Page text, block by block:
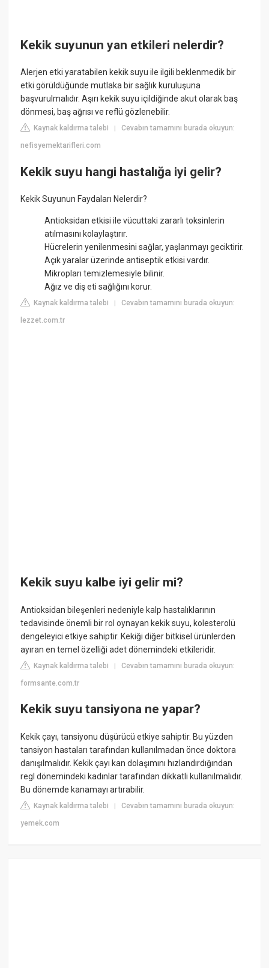
Kekik suyunun yan etkileri nelerdir?
Alerjen etki yaratabilen kekik suyu ile ilgili beklenmedik bir
etki görüldüğünde mutlaka bir sağlık kuruluşuna
başvurulmalıdır. Aşırı kekik suyu içildiğinde akut olarak baş
dönmesi, baş ağrısı ve reflü gözlenebilir.
Kaynak kaldırma talebi |Cevabın tamamını burada okuyun:
nefisyemektarifleri.com
Kekik suyu hangi hastalığa iyi gelir?
Kekik Suyunun Faydaları Nelerdir?
Antioksidan etkisi ile vücuttaki zararlı toksinlerin
atılmasını kolaylaştırır.
Hücrelerin yenilenmesini sağlar, yaşlanmayı geciktirir.
Açık yaralar üzerinde antiseptik etkisi vardır.
Mikropları temizlemesiyle bilinir.
Ağız ve diş eti sağlığını korur.
Kaynak kaldırma talebi |Cevabın tamamını burada okuyun:
lezzet.com.tr
Kekik suyu kalbe iyi gelir mi?
Antioksidan bileşenleri nedeniyle kalp hastalıklarının
tedavisinde önemli bir rol oynayan kekik suyu, kolesterolü
dengeleyici etkiye sahiptir. Kekiği diğer bitkisel ürünlerden
ayıran en temel özelliği adet dönemindeki etkileridir.
Kaynak kaldırma talebi |Cevabın tamamını burada okuyun:
formsante.com.tr
Kekik suyu tansiyona ne yapar?
Kekik çayı, tansiyonu düşürücü etkiye sahiptir. Bu yüzden
tansiyon hastaları tarafından kullanılmadan önce doktora
danışılmalıdır. Kekik çayı kan dolaşımını hızlandırdığından
regl dönemindeki kadınlar tarafından dikkatli kullanılmalıdır.
Bu dönemde kanamayı artırabilir.
Kaynak kaldırma talebi |Cevabın tamamını burada okuyun:
yemek.com